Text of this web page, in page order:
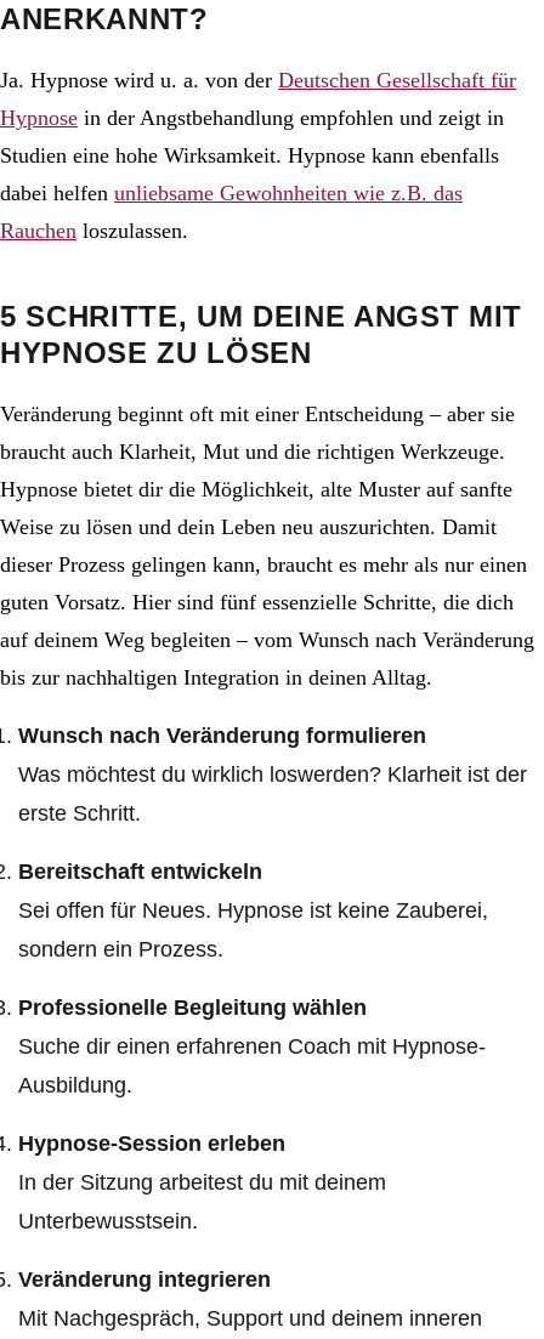
ANERKANNT?
Ja. Hypnose wird u. a. von der Deutschen Gesellschaft für
Hypnose in der Angstbehandlung empfohlen und zeigt in
Studien eine hohe Wirksamkeit. Hypnose kann ebenfalls
dabei helfen unliebsame Gewohnheiten wie z.B. das
Rauchen loszulassen.
5 SCHRITTE, UM DEINE ANGST MIT
HYPNOSE ZU LÖSEN
Veränderung beginnt oft mit einer Entscheidung – aber sie
braucht auch Klarheit, Mut und die richtigen Werkzeuge.
Hypnose bietet dir die Möglichkeit, alte Muster auf sanfte
Weise zu lösen und dein Leben neu auszurichten. Damit
dieser Prozess gelingen kann, braucht es mehr als nur einen
guten Vorsatz. Hier sind fünf essenzielle Schritte, die dich
auf deinem Weg begleiten – vom Wunsch nach Veränderung
bis zur nachhaltigen Integration in deinen Alltag.
Wunsch nach Veränderung formulieren
Was möchtest du wirklich loswerden? Klarheit ist der
erste Schritt.
Bereitschaft entwickeln
Sei offen für Neues. Hypnose ist keine Zauberei,
sondern ein Prozess.
Professionelle Begleitung wählen
Suche dir einen erfahrenen Coach mit Hypnose-
Ausbildung.
Hypnose-Session erleben
In der Sitzung arbeitest du mit deinem
Unterbewusstsein.
Veränderung integrieren
Mit Nachgespräch, Support und deinem inneren